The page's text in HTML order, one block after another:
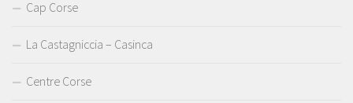
Cap Corse
La Castagniccia – Casinca
Centre Corse